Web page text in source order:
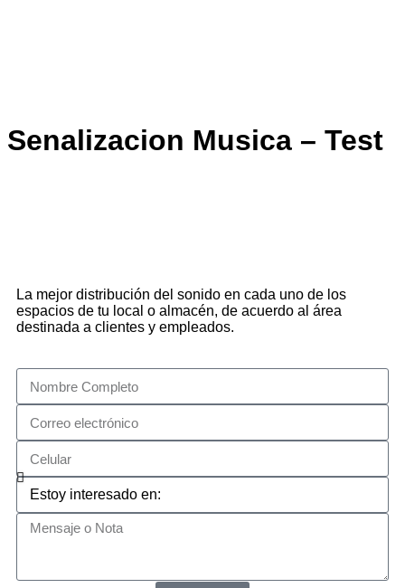
Senalizacion Musica – Test
La mejor distribución del sonido en cada uno de los
espacios de tu local o almacén, de acuerdo al área
destinada a clientes y empleados.